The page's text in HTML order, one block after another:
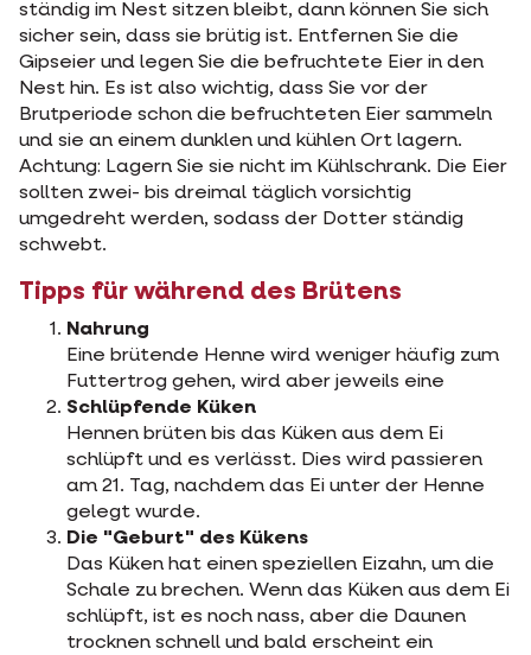
ständig im Nest sitzen bleibt, dann können Sie sich
sicher sein, dass sie brütig ist. Entfernen Sie die
Gipseier und legen Sie die befruchtete Eier in den
Nest hin. Es ist also wichtig, dass Sie vor der
Brutperiode schon die befruchteten Eier sammeln
und sie an einem dunklen und kühlen Ort lagern.
Achtung: Lagern Sie sie nicht im Kühlschrank. Die Eier
sollten zwei- bis dreimal täglich vorsichtig
umgedreht werden, sodass der Dotter ständig
schwebt.
Tipps für während des Brütens
Nahrung
Eine brütende Henne wird weniger häufig zum
Futtertrog gehen, wird aber jeweils eine
Schlüpfende Küken
Hennen brüten bis das Küken aus dem Ei
schlüpft und es verlässt. Dies wird passieren
am 21. Tag, nachdem das Ei unter der Henne
gelegt wurde.
Die "Geburt" des Kükens
Das Küken hat einen speziellen Eizahn, um die
Schale zu brechen. Wenn das Küken aus dem Ei
schlüpft, ist es noch nass, aber die Daunen
trocknen schnell und bald erscheint ein